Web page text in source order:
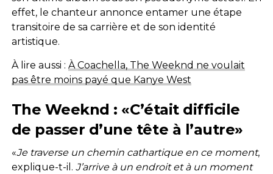
effet, le chanteur annonce entamer une étape
transitoire de sa carrière et de son identité
artistique.
À lire aussi : À Coachella, The Weeknd ne voulait
pas être moins payé que Kanye West
The Weeknd : «C’était difficile
de passer d’une tête à l’autre»
«Je traverse un chemin cathartique en ce moment,
explique-t-il. J’arrive à un endroit et à un moment